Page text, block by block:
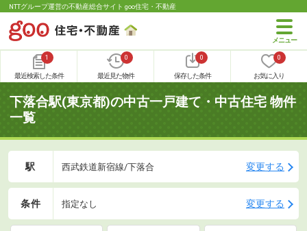
NTTグループ運営の不動産総合サイト goo住宅・不動産
1
最近検索した条件
0
最近見た物件
0
保存した条件
0
お気に入り
下落合駅(東京都)の中古一戸建て・中古住宅 物件
一覧
駅 西武鉄道新宿線/下落合 変更する
条件 指定なし 変更する